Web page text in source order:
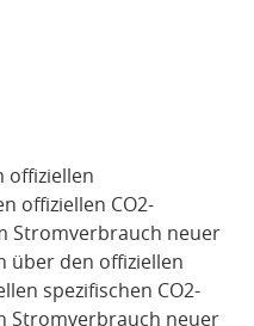
offiziellen
offiziellen CO2-
Stromverbrauch neuer
über den offiziellen
spezifischen CO2-
Stromverbrauch neuer